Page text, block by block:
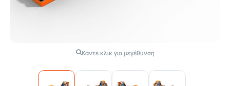
Κάντε κλικ για μεγέθυνση